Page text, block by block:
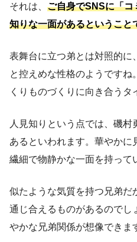
それは、 ご自身でSNSに「コ
知りな一面があるということ
表舞台に立つ弟とは対照的に
と控えめな性格のようですね
くりものづくりに向き合うタ
人見知りという点では、磯
あるといわれます。華やかに
繊細で物静かな一面を持って
似たような気質を持つ兄弟だ
通じ合えるものがあるのでし
やかな兄弟関係が想像できま